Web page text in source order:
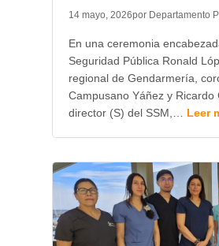
14 mayo, 2026por Departamento
En una ceremonia
Seguridad Pública Ronald
regional de Gendarmería,
Campusano Yáñez y Ricardo
director (S) del SSM,… Leer